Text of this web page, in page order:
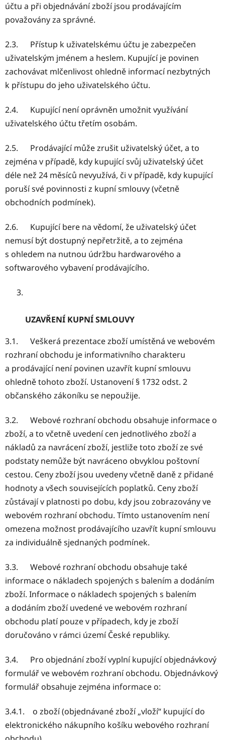
účtu a při objednávání zboží jsou prodávajícím
považovány za správné.
2.3. Přístup k uživatelskému účtu je zabezpečen
uživatelským jménem a heslem. Kupující je povinen
zachovávat mlčenlivost ohledně informací nezbytných
k přístupu do jeho uživatelského účtu.
2.4. Kupující není oprávněn umožnit využívání
uživatelského účtu třetím osobám.
2.5. Prodávající může zrušit uživatelský účet, a to
zejména v případě, kdy kupující svůj uživatelský účet
déle než 24 měsíců nevyužívá, či v případě, kdy kupující
poruší své povinnosti z kupní smlouvy (včetně
obchodních podmínek).
2.6. Kupující bere na vědomí, že uživatelský účet
nemusí být dostupný nepřetržitě, a to zejména
s ohledem na nutnou údržbu hardwarového a
softwarového vybavení prodávajícího.
UZAVŘENÍ KUPNÍ SMLOUVY
3.1. Veškerá prezentace zboží umístěná ve webovém
rozhraní obchodu je informativního charakteru
a prodávající není povinen uzavřít kupní smlouvu
ohledně tohoto zboží. Ustanovení § 1732 odst. 2
občanského zákoníku se nepoužije.
3.2. Webové rozhraní obchodu obsahuje informace o
zboží, a to včetně uvedení cen jednotlivého zboží a
nákladů za navrácení zboží, jestliže toto zboží ze své
podstaty nemůže být navráceno obvyklou poštovní
cestou. Ceny zboží jsou uvedeny včetně daně z přidané
hodnoty a všech souvisejících poplatků. Ceny zboží
zůstávají v platnosti po dobu, kdy jsou zobrazovány ve
webovém rozhraní obchodu. Tímto ustanovením není
omezena možnost prodávajícího uzavřít kupní smlouvu
za individuálně sjednaných podmínek.
3.3. Webové rozhraní obchodu obsahuje také
informace o nákladech spojených s balením a dodáním
zboží. Informace o nákladech spojených s balením
a dodáním zboží uvedené ve webovém rozhraní
obchodu platí pouze v případech, kdy je zboží
doručováno v rámci území České republiky.
3.4. Pro objednání zboží vyplní kupující objednávkový
formulář ve webovém rozhraní obchodu. Objednávkový
formulář obsahuje zejména informace o:
3.4.1. o zboží (objednávané zboží „vloží“ kupující do
elektronického nákupního košíku webového rozhraní